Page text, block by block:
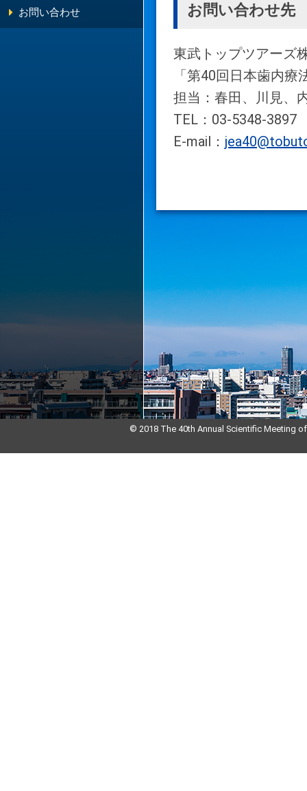
お問い合わせ先
東武トップツアーズ
「第40回日本歯内
担当：春田、川見、
TEL：03-5348-3897
E-mail：
お問い合わせ
© 2018 The 40th Annual Scientific Meeting